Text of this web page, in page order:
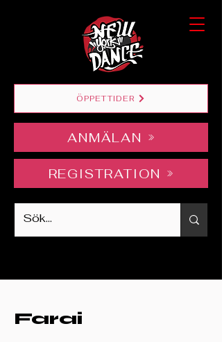
ÖPPETTIDER
ANMÄLAN
REGISTRATION
Farai